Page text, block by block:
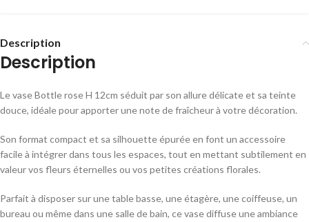
Description
Description
Le vase Bottle rose H 12cm séduit par son allure délicate et sa teinte
douce, idéale pour apporter une note de fraîcheur à votre décoration.
Son format compact et sa silhouette épurée en font un accessoire
facile à intégrer dans tous les espaces, tout en mettant subtilement en
valeur vos fleurs éternelles ou vos petites créations florales.
Parfait à disposer sur une table basse, une étagère, une coiffeuse, un
bureau ou même dans une salle de bain, ce vase diffuse une ambiance